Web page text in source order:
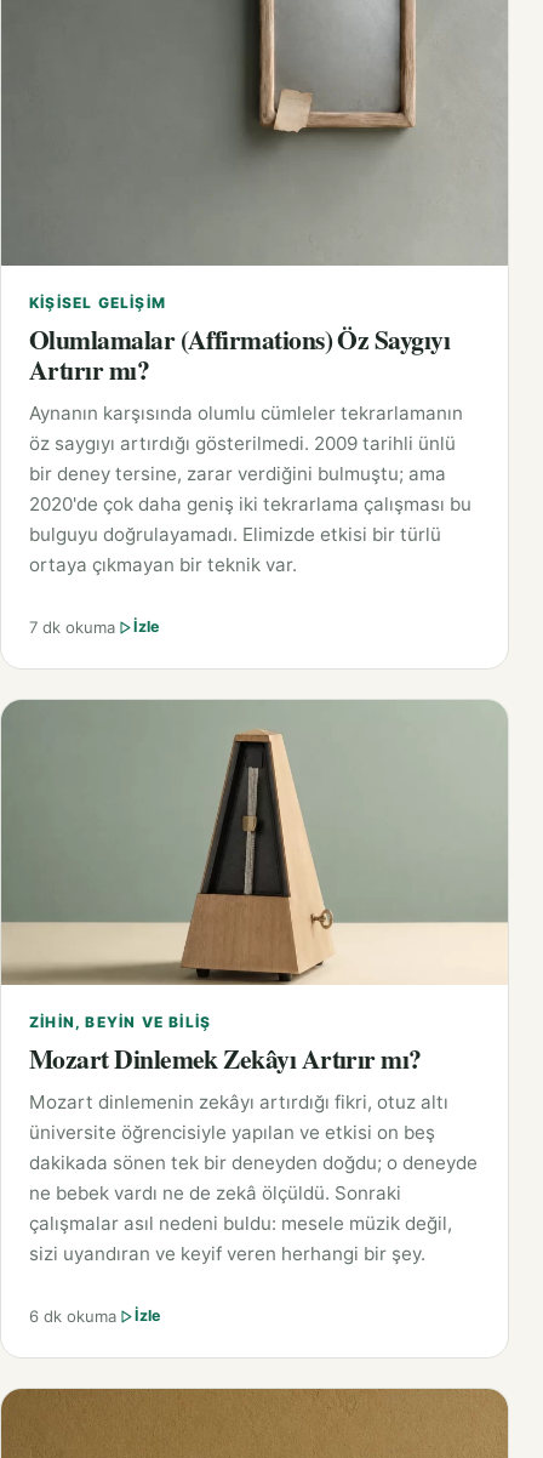
KIŞISEL GELIŞIM
Olumlamalar (Affirmations) Öz Saygıyı
Artırır mı?
Aynanın karşısında olumlu cümleler tekrarlamanın
öz saygıyı artırdığı gösterilmedi. 2009 tarihli ünlü
bir deney tersine, zarar verdiğini bulmuştu; ama
2020'de çok daha geniş iki tekrarlama çalışması bu
bulguyu doğrulayamadı. Elimizde etkisi bir türlü
ortaya çıkmayan bir teknik var.
7 dk okuma İzle
ZIHIN, BEYIN VE BILIŞ
Mozart Dinlemek Zekâyı Artırır mı?
Mozart dinlemenin zekâyı artırdığı fikri, otuz altı
üniversite öğrencisiyle yapılan ve etkisi on beş
dakikada sönen tek bir deneyden doğdu; o deneyde
ne bebek vardı ne de zekâ ölçüldü. Sonraki
çalışmalar asıl nedeni buldu: mesele müzik değil,
sizi uyandıran ve keyif veren herhangi bir şey.
6 dk okuma İzle